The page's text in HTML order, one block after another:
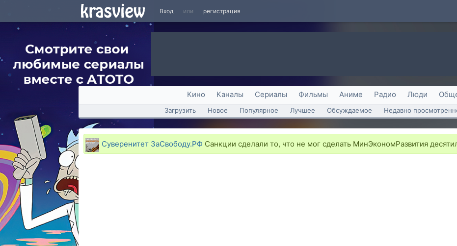
Вход или регистрация
Кино Каналы Сериалы Фильмы Аниме Радио Люди
Загрузить Новое Популярное Лучшее Обсуждаемое Недавно
Суверенитет ЗаСвободу.РФ Санкции сделали то, что не мог сделать МинЭкономРазвития